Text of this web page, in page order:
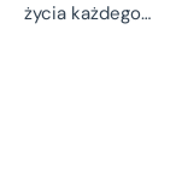
życia każdego…